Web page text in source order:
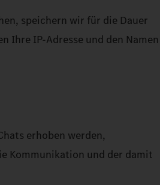
speichern wir für die Dauer
Ihre IP-Adresse und den Namen
erhoben werden,
Kommunikation und der damit